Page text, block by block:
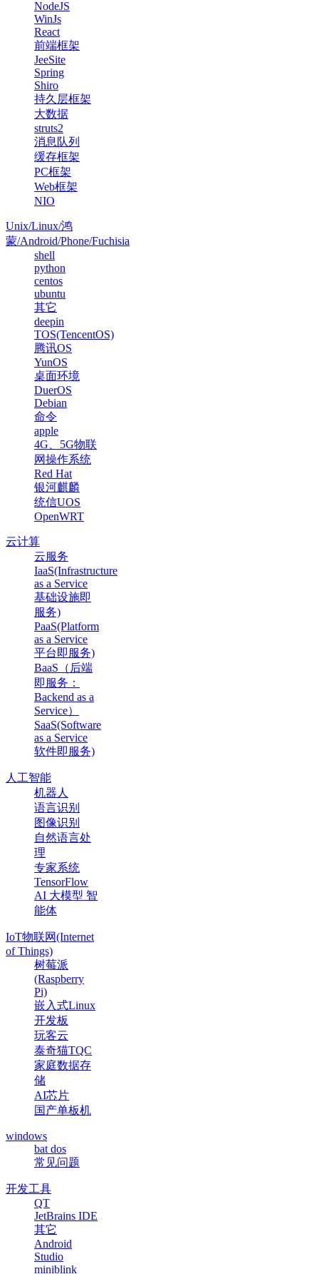
NodeJS
WinJs
React
前端框架
JeeSite
Spring
Shiro
持久层框架
大数据
struts2
消息队列
缓存框架
PC框架
Web框架
NIO
Unix/Linux/鸿
蒙/Android/Phone/Fuchisia
shell
python
centos
ubuntu
其它
deepin
TOS(TencentOS)
腾讯OS
YunOS
桌面环境
DuerOS
Debian
命令
apple
4G、5G物联
网操作系统
Red Hat
银河麒麟
统信UOS
OpenWRT
云计算
云服务
IaaS(Infrastructure
as a Service
基础设施即
服务)
PaaS(Platform
as a Service
平台即服务)
BaaS（后端
即服务：
Backend as a
Service）
SaaS(Software
as a Service
软件即服务)
人工智能
机器人
语言识别
图像识别
自然语言处
理
专家系统
TensorFlow
AI 大模型 智
能体
IoT物联网(Internet
of Things)
树莓派
(Raspberry
Pi)
嵌入式Linux
开发板
玩客云
泰奇猫TQC
家庭数据存
储
AI芯片
国产单板机
windows
bat dos
常见问题
开发工具
QT
JetBrains IDE
其它
Android
Studio
miniblink